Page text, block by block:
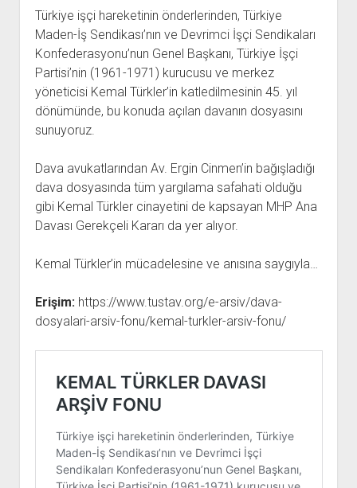
DAVA DOSYALARI ARŞİV FONU
GÖRSEL-İŞİTSEL ARŞİV FONU
ARŞİVLERDEN YARARLANMA KOŞULLARI
EMEK HAREKETİ KİTAPLIĞI
BARIŞ HAREKETİ KİTAPLIĞI
GENÇLİK HAREKETİ KİTAPLIĞI
KADIN HAREKETİ KİTAPLIĞI
AYDINLIK KÜLLİYATI KİTAPLIĞI
NÂZIM HİKMET KİTAPLIĞI
HİKMET KIVILCIMLI KİTAPLIĞI
KERİM SADİ KİTAPLIĞI
1940’LI YILLAR KİTAPLIĞI
menüyü
ATTF KİTAPLIĞI
FİDEF KİTAPLIĞI
TDF KİTAPLIĞI
ARŞİVLERDEN YARARLANMA FORMU
KİTAP ABONE FORMU
menüyü
aç
İLETİŞİM BİLGİLERİ
BANKA HESAPLARIMIZ
ÇALIŞMA GÜNLERİMİZ
Türkiye işçi hareketinin önderlerinden, Türkiye
Maden-İş Sendikası’nın ve Devrimci İşçi Sendikaları
Konfederasyonu’nun Genel Başkanı, Türkiye İşçi
Partisi’nin (1961-1971) kurucusu ve merkez
yöneticisi Kemal Türkler’in katledilmesinin 45. yıl
dönümünde, bu konuda açılan davanın dosyasını
sunuyoruz.
Dava avukatlarından Av. Ergin Cinmen’in bağışladığı
dava dosyasında tüm yargılama safahati olduğu
gibi Kemal Türkler cinayetini de kapsayan MHP Ana
Davası Gerekçeli Kararı da yer alıyor.
Kemal Türkler’in mücadelesine ve anısına saygıyla…
Erişim:https://www.tustav.org/e-arsiv/dava-
dosyalari-arsiv-fonu/kemal-turkler-arsiv-fonu/